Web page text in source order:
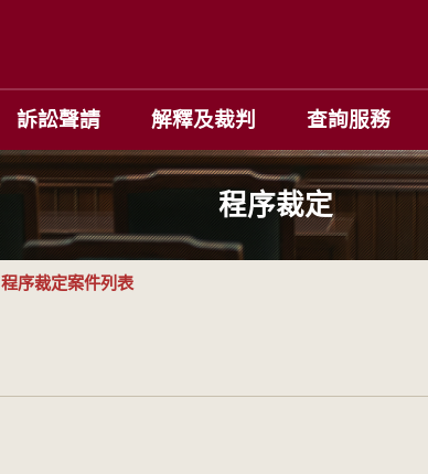
訴訟聲請 解釋及裁判 查詢服務
程序裁定
程序裁定案件列表